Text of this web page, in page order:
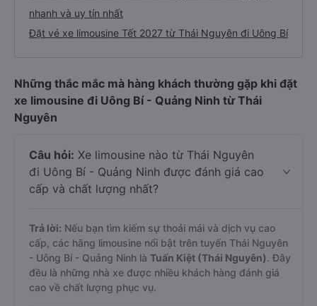
nhanh và uy tín nhất
Đặt vé xe limousine Tết 2027 từ Thái Nguyên đi Uông Bí
Những thắc mắc mà hàng khách thường gặp khi đặt
xe limousine đi Uông Bí - Quảng Ninh từ Thái
Nguyên
Câu hỏi: Xe limousine nào từ Thái Nguyên
đi Uông Bí - Quảng Ninh được đánh giá cao
cấp và chất lượng nhất?
Trả lời: Nếu bạn tìm kiếm sự thoải mái và dịch vụ cao
cấp, các hãng limousine nổi bật trên tuyến Thái Nguyên
- Uông Bí - Quảng Ninh là Tuấn Kiệt (Thái Nguyên). Đây
đều là những nhà xe được nhiều khách hàng đánh giá
cao về chất lượng phục vụ.